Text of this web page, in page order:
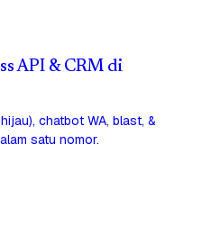
API & CRM di
chatbot WA, blast, &
satu nomor.